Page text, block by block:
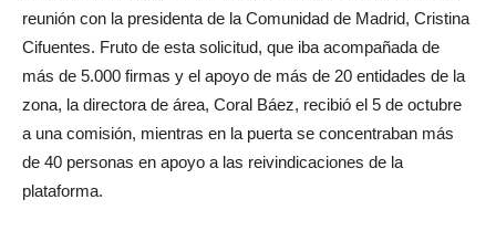
reunión con la presidenta de la Comunidad de Madrid, Cristina
Cifuentes. Fruto de esta solicitud, que iba acompañada de
más de 5.000 firmas y el apoyo de más de 20 entidades de la
zona, la directora de área, Coral Báez, recibió el 5 de octubre
a una comisión, mientras en la puerta se concentraban más
de 40 personas en apoyo a las reivindicaciones de la
plataforma.